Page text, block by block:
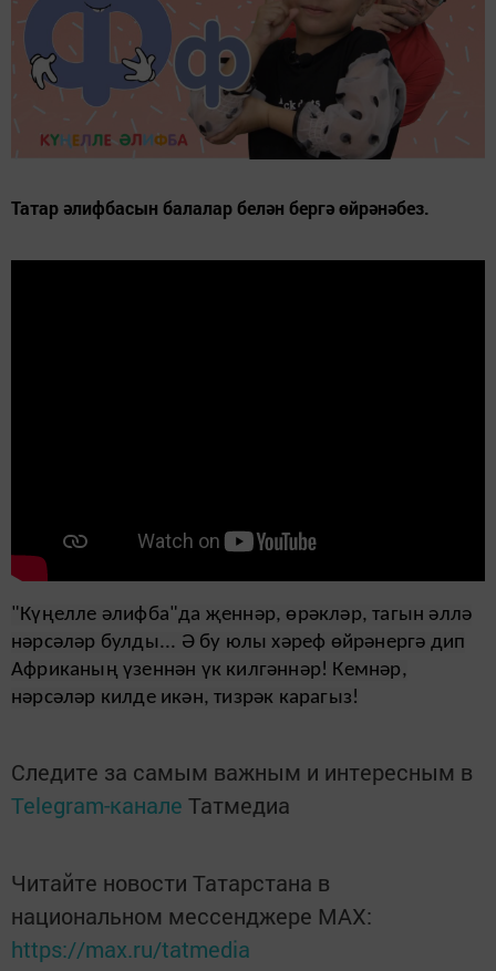
Татар әлифбасын балалар белән бергә өйрәнәбез.
"Күңелле әлифба"да җеннәр, өрәкләр, тагын әллә
нәрсәләр булды... Ә бу юлы хәреф өйрәнергә дип
Африканың үзеннән үк килгәннәр! Кемнәр,
нәрсәләр килде икән, тизрәк карагыз!
Следите за самым важным и интересным в
Telegram-канале Татмедиа
Читайте новости Татарстана в
национальном мессенджере MАХ:
https://max.ru/tatmedia